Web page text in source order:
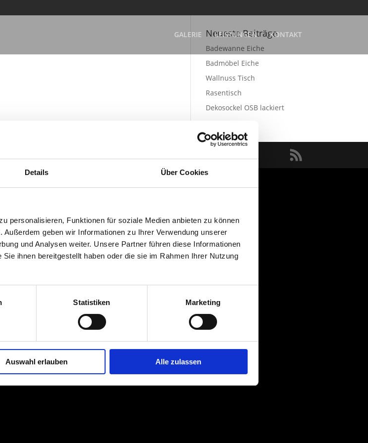
Details Über Cookies
personalisieren, Funktionen für soziale Medien anbieten zu können
geben wir Informationen zu Ihrer Verwendung unserer
und Analysen weiter. Unsere Partner führen diese Informationen
ihnen bereitgestellt haben oder die sie im Rahmen Ihrer Nutzung
Statistiken Marketing
Auswahl erlauben Alle zulassen
GALERIE LEISTUNGEN KONTAKT
Neueste Beiträge
Badewanne Eiche
Badmöbel Eiche
Wallnuss Tisch
Rasentisch
Dekosockel OSB lackiert